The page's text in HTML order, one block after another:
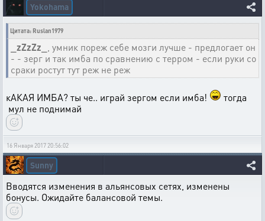
Yokohama
Цитата: Ruslan1979
_zZzZz_
, умник пореж себе мозги лучше - предлогает он
- - зерг и так имба по сравнению с терром - если руки со
сраки ростут тут реж не реж
кАКАЯ ИМБА? ты че.. играй зергом если имба!
тогда
мул не поднимай
16 Января 2017 20:56:02
Sunny
Вводятся изменения в альянсовых сетях, изменены
бонусы. Ожидайте балансовой темы.